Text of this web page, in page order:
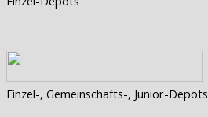
Einzel-, Gemeinschafts-, Junior-Depots